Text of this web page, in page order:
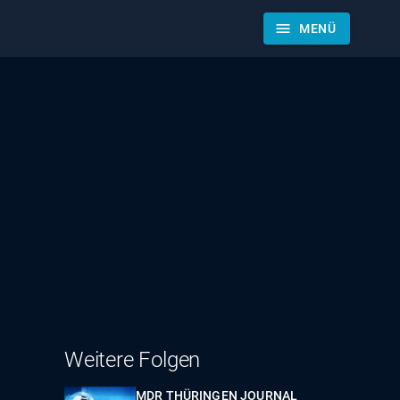
menu MENÜ
Weitere Folgen
MDR THÜRINGEN JOURNAL